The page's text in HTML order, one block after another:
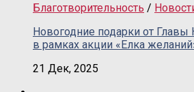
Благотворительность /
Новогодние подарки от
в рамках акции «Елка
21 Дек, 2025